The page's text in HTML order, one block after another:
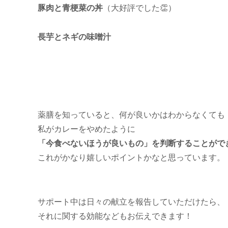
豚肉と青梗菜の丼 （大好評でした👏）
長芋とネギの味噌汁
薬膳を知っていると、何が良いかはわからなくても
私がカレーをやめたように
「今食べないほうが良いもの」を判断することがで
これがかなり嬉しいポイントかなと思っています。
サポート中は日々の献立を報告していただけたら、
それに関する効能などもお伝えできます！